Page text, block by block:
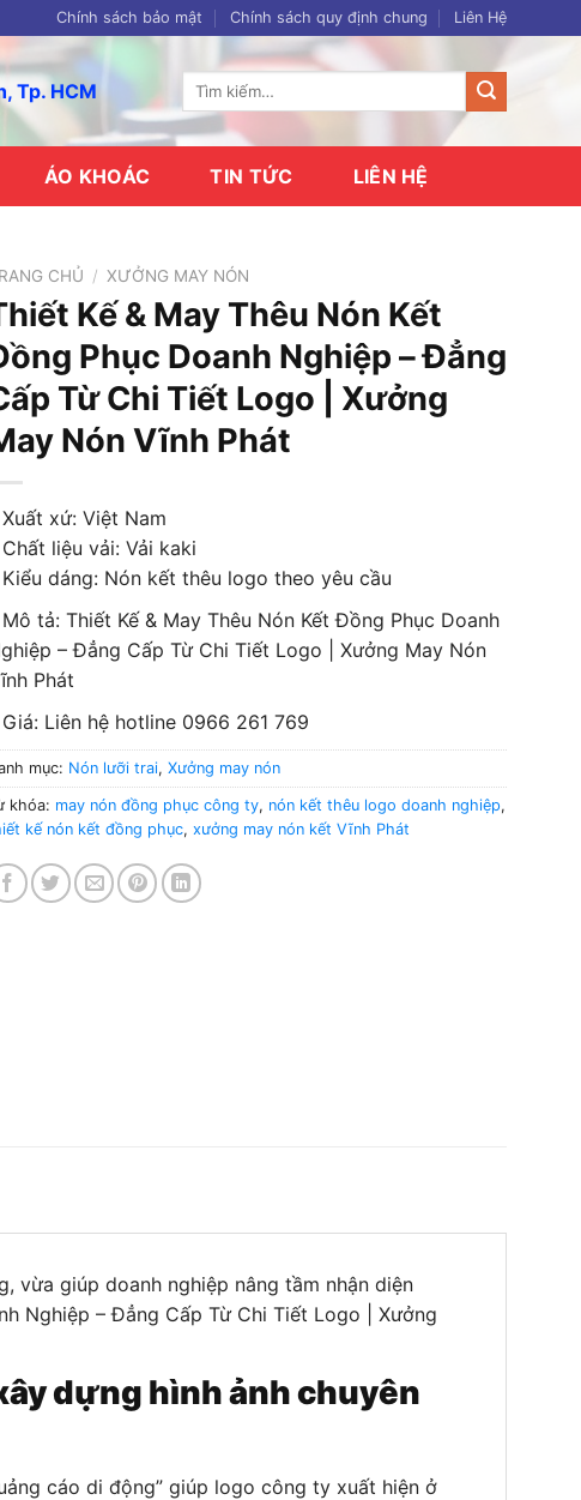
Chính sách bảo mật Chính sách quy định chung Liên Hệ
Tp. HCM
Tìm
ÁO KHOÁC TIN TỨC LIÊN HỆ
CHỦ / XƯỞNG MAY NÓN
Kế & May Thêu Nón Kết
Phục Doanh Nghiệp – Đẳng
Từ Chi Tiết Logo | Xưởng
Nón Vĩnh Phát
xứ: Việt Nam
liệu vải: Vải kaki
dáng: Nón kết thêu logo theo yêu cầu
tả: Thiết Kế & May Thêu Nón Kết Đồng Phục Doanh
– Đẳng Cấp Từ Chi Tiết Logo | Xưởng May Nón
Phát
Liên hệ hotline 0966 261 769
mục: Nón lưỡi trai, Xưởng may nón
khóa: may nón đồng phục công ty, nón kết thêu logo doanh nghiệp,
kế nón kết đồng phục, xưởng may nón kết Vĩnh Phát
vừa giúp doanh nghiệp nâng tầm nhận diện
Nghiệp – Đẳng Cấp Từ Chi Tiết Logo | Xưởng
dựng hình ảnh chuyên
cáo di động” giúp logo công ty xuất hiện ở